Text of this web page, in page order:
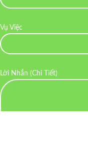
Vụ Việc
Lời Nhắn (Chi Tiết)